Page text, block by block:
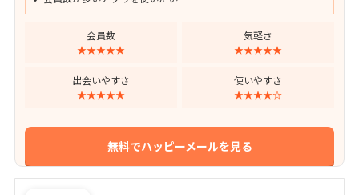
会員数
★★★★★
気軽さ
★★★★★
出会いやすさ
★★★★★
使いやすさ
★★★★☆
無料でハッピーメールを見る